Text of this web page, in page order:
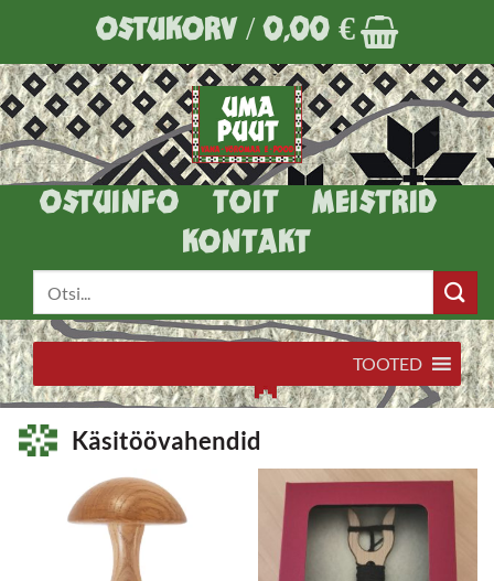
content
OSTUKORV /0,00 €
OSTUINFO TOIT
MEISTRID
KONTAKT
TOOTED
Käsitöövahendid